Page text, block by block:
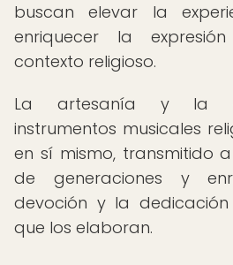
buscan elevar la
enriquecer la
contexto religioso.
La artesanía y la
instrumentos musicales
en sí mismo, transmitido
de generaciones y
devoción y la
que los elaboran.